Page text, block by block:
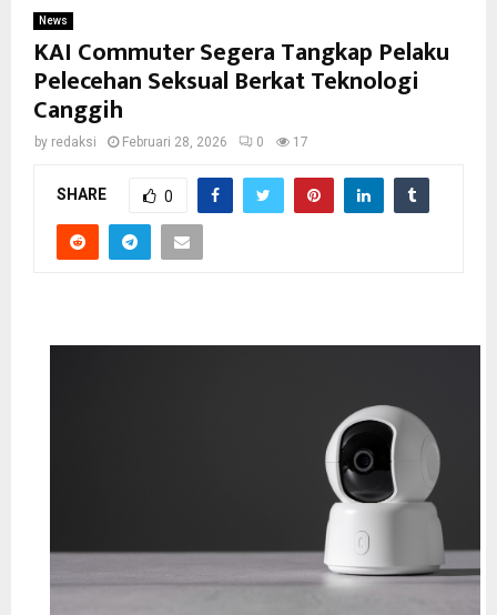
News
KAI Commuter Segera Tangkap Pelaku
Pelecehan Seksual Berkat Teknologi
Canggih
by redaksi Februari 28, 2026 0 17
SHARE 0